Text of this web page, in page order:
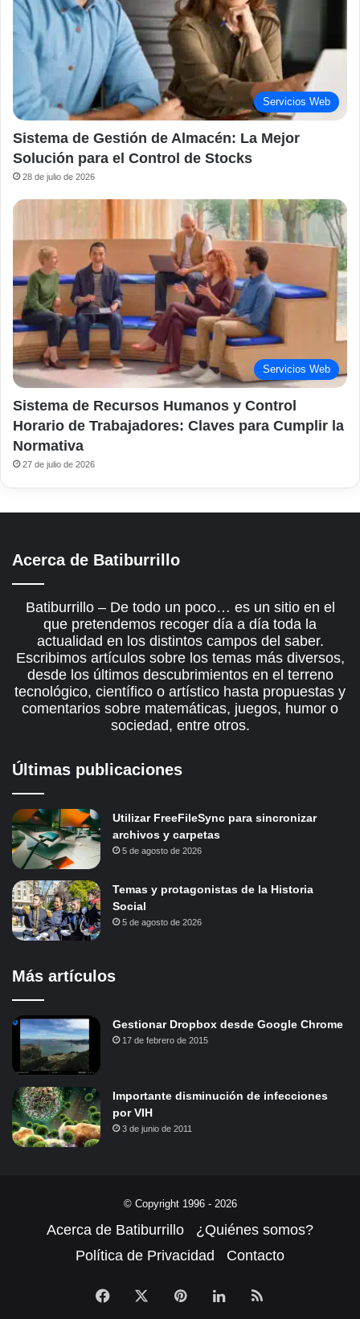
Servicios Web
Sistema de Gestión de Almacén: La Mejor
Solución para el Control de Stocks
28 de julio de 2026
Servicios Web
Sistema de Recursos Humanos y Control
Horario de Trabajadores: Claves para Cumplir la
Normativa
27 de julio de 2026
Acerca de Batiburrillo
Batiburrillo – De todo un poco… es un sitio en el
que pretendemos recoger día a día toda la
actualidad en los distintos campos del saber.
Escribimos artículos sobre los temas más diversos,
desde los últimos descubrimientos en el terreno
tecnológico, científico o artístico hasta propuestas y
comentarios sobre matemáticas, juegos, humor o
sociedad, entre otros.
Últimas publicaciones
Utilizar FreeFileSync para sincronizar
archivos y carpetas
5 de agosto de 2026
Temas y protagonistas de la Historia
Social
5 de agosto de 2026
Más artículos
Gestionar Dropbox desde Google Chrome
17 de febrero de 2015
Importante disminución de infecciones
por VIH
3 de junio de 2011
© Copyright 1996 - 2026
Acerca de Batiburrillo
¿Quiénes somos?
Política de Privacidad
Contacto
Facebook PinterestLinkedInRSS